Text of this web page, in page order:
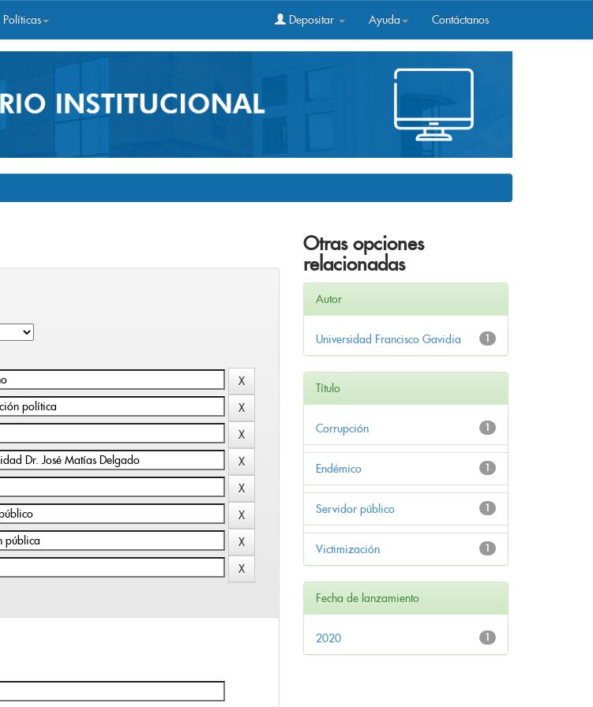
Políticas Depositar Ayuda Contáctanos
Otras opciones
relacionadas
Autor
1
Universidad Francisco Gavidia
Título
1
Corrupción
1
Endémico
1
Servidor público
1
Victimización
Fecha de lanzamiento
1
2020